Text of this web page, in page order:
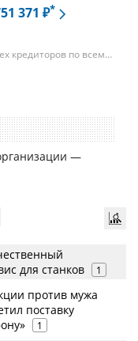
371 ₽*
кредиторов по всем
подавала требования
а размеры сумм
размеров
—
для станков
1
против мужа
поставку
1